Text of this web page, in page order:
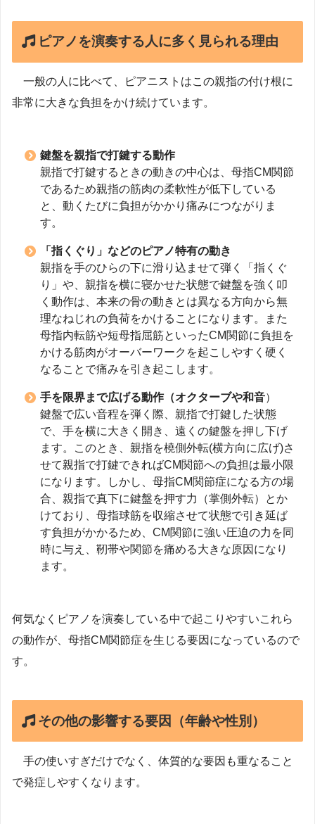
ピアノを演奏する人に多く見られる理由
一般の人に比べて、ピアニストはこの親指の付け根に
非常に大きな負担をかけ続けています。
鍵盤を親指で打鍵する動作
親指で打鍵するときの動きの中心は、母指CM関節
であるため親指の筋肉の柔軟性が低下している
と、動くたびに負担がかかり痛みにつながりま
す。
「指くぐり」などのピアノ特有の動き
親指を手のひらの下に滑り込ませて弾く「指くぐ
り」や、親指を横に寝かせた状態で鍵盤を強く叩
く動作は、本来の骨の動きとは異なる方向から無
理なねじれの負荷をかけることになります。また
母指内転筋や短母指屈筋といったCM関節に負担を
かける筋肉がオーバーワークを起こしやすく硬く
なることで痛みを引き起こします。
手を限界まで広げる動作（オクターブや和音）
鍵盤で広い音程を弾く際、親指で打鍵した状態
で、手を横に大きく開き、遠くの鍵盤を押し下げ
ます。このとき、親指を橈側外転(横方向に広げ)さ
せて親指で打鍵できればCM関節への負担は最小限
になります。しかし、母指CM関節症になる方の場
合、親指で真下に鍵盤を押す力（掌側外転）とか
けており、母指球筋を収縮させて状態で引き延ば
す負担がかかるため、CM関節に強い圧迫の力を同
時に与え、靭帯や関節を痛める大きな原因になり
ます。
何気なくピアノを演奏している中で起こりやすいこれら
の動作が、母指CM関節症を生じる要因になっているので
す。
その他の影響する要因（年齢や性別）
手の使いすぎだけでなく、体質的な要因も重なること
で発症しやすくなります。